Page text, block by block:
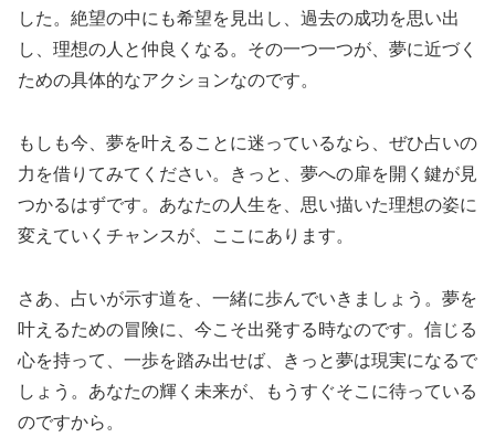
した。絶望の中にも希望を見出し、過去の成功を思い出
し、理想の人と仲良くなる。その一つ一つが、夢に近づく
ための具体的なアクションなのです。
もしも今、夢を叶えることに迷っているなら、ぜひ占いの
力を借りてみてください。きっと、夢への扉を開く鍵が見
つかるはずです。あなたの人生を、思い描いた理想の姿に
変えていくチャンスが、ここにあります。
さあ、占いが示す道を、一緒に歩んでいきましょう。夢を
叶えるための冒険に、今こそ出発する時なのです。信じる
心を持って、一歩を踏み出せば、きっと夢は現実になるで
しょう。あなたの輝く未来が、もうすぐそこに待っている
のですから。